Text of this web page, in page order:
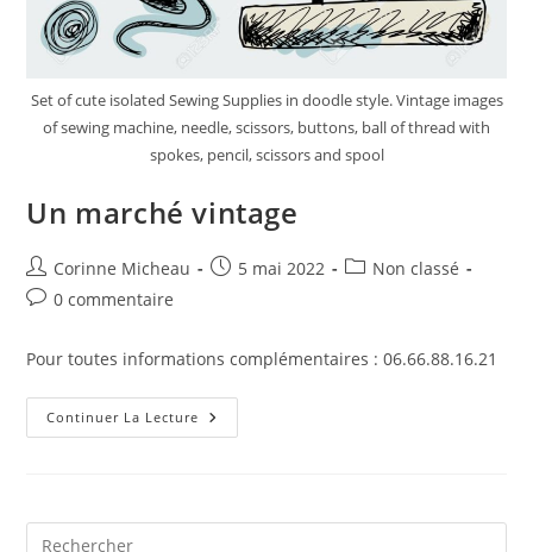
Set of cute isolated Sewing Supplies in doodle style. Vintage images
of sewing machine, needle, scissors, buttons, ball of thread with
spokes, pencil, scissors and spool
Un marché vintage
Auteur/autrice
de
Corinne Micheau
Publication
5 mai 2022
PostNon classé
Commentaires
la
publication :
0 commentaire
Pour toutes informations complémentaires : 06.66.88.16.21
Continuer La Lecture Un
Marché